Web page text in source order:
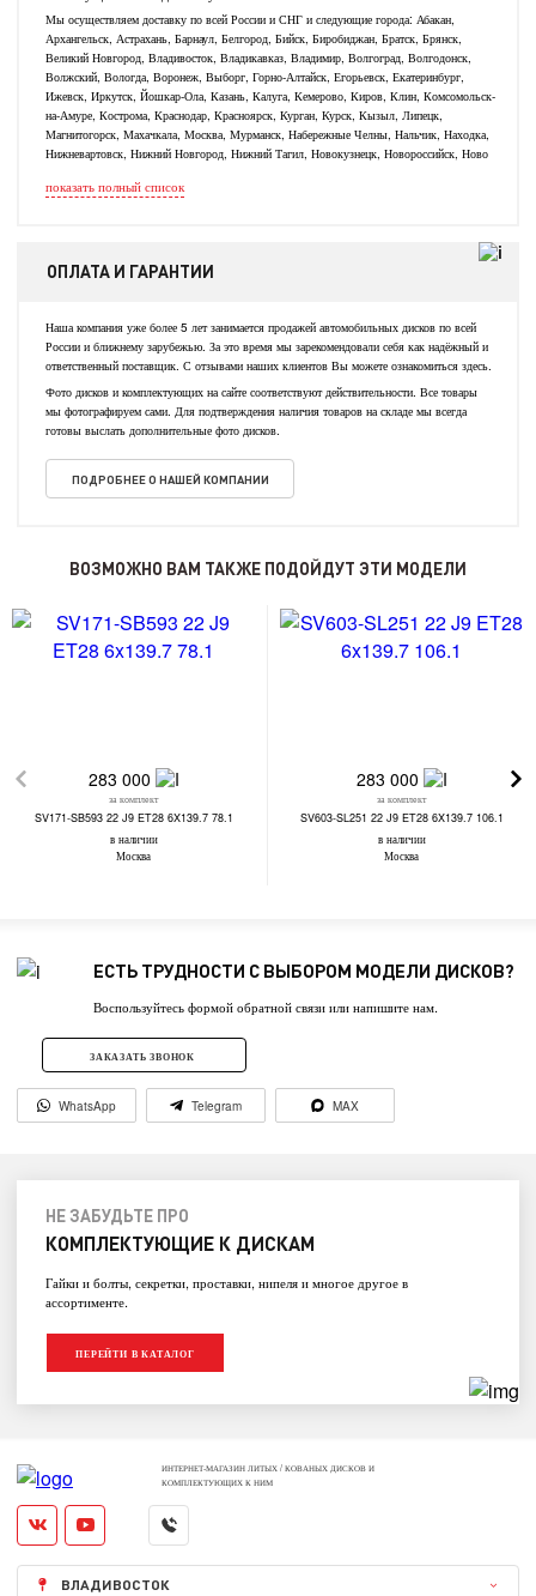
Мы осуществляем доставку по всей России и СНГ и следующие города: Абакан,
Архангельск, Астрахань, Барнаул, Белгород, Бийск, Биробиджан, Братск, Брянск,
Великий Новгород, Владивосток, Владикавказ, Владимир, Волгоград, Волгодонск,
Волжский, Вологда, Воронеж, Выборг, Горно-Алтайск, Егорьевск, Екатеринбург,
Ижевск, Иркутск, Йошкар-Ола, Казань, Калуга, Кемерово, Киров, Клин, Комсомольск-
на-Амуре, Кострома, Краснодар, Красноярск, Курган, Курск, Кызыл, Липецк,
Магнитогорск, Махачкала, Москва, Мурманск, Набережные Челны, Нальчик, Находка,
Нижневартовск, Нижний Новгород, Нижний Тагил, Новокузнецк, Новороссийск, Ново
показать полный список
ОПЛАТА И ГАРАНТИИ
Наша компания уже более 5 лет занимается продажей автомобильных дисков по всей
России и ближнему зарубежью. За это время мы зарекомендовали себя как надёжный и
ответственный поставщик. С отзывами наших клиентов Вы можете ознакомиться здесь.
Фото дисков и комплектующих на сайте соответствуют действительности. Все товары
мы фотографируем сами. Для подтверждения наличия товаров на складе мы всегда
готовы выслать дополнительные фото дисков.
ПОДРОБНЕЕ О НАШЕЙ КОМПАНИИ
ВОЗМОЖНО ВАМ ТАКЖЕ ПОДОЙДУТ ЭТИ МОДЕЛИ
283 000
за комплект
SV171-SB593 22 J9 ET28 6X139.7 78.1
в наличии
Москва
283 000
за комплект
SV603-SL251 22 J9 ET28 6X139.7 106.1
в наличии
Москва
ЕСТЬ ТРУДНОСТИ С ВЫБОРОМ МОДЕЛИ ДИСКОВ?
Воспользуйтесь формой обратной связи или напишите нам.
ЗАКАЗАТЬ ЗВОНОК
WhatsApp Telegram MAX
НЕ ЗАБУДЬТЕ ПРО
КОМПЛЕКТУЮЩИЕ К ДИСКАМ
Гайки и болты, секретки, проставки, нипеля и многое другое в
ассортименте.
ПЕРЕЙТИ В КАТАЛОГ
ИНТЕРНЕТ-МАГАЗИН ЛИТЫХ / КОВАНЫХ ДИСКОВ И
КОМПЛЕКТУЮЩИХ К НИМ
ВЛАДИВОСТОК